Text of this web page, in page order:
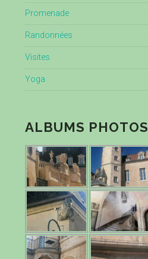
Promenade
Randonnées
Visites
Yoga
ALBUMS PHOTOS